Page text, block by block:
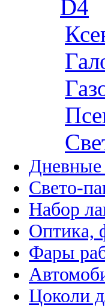
D4
Дневные
Свето-
Набор
Оптика,
Фары
Цоколи